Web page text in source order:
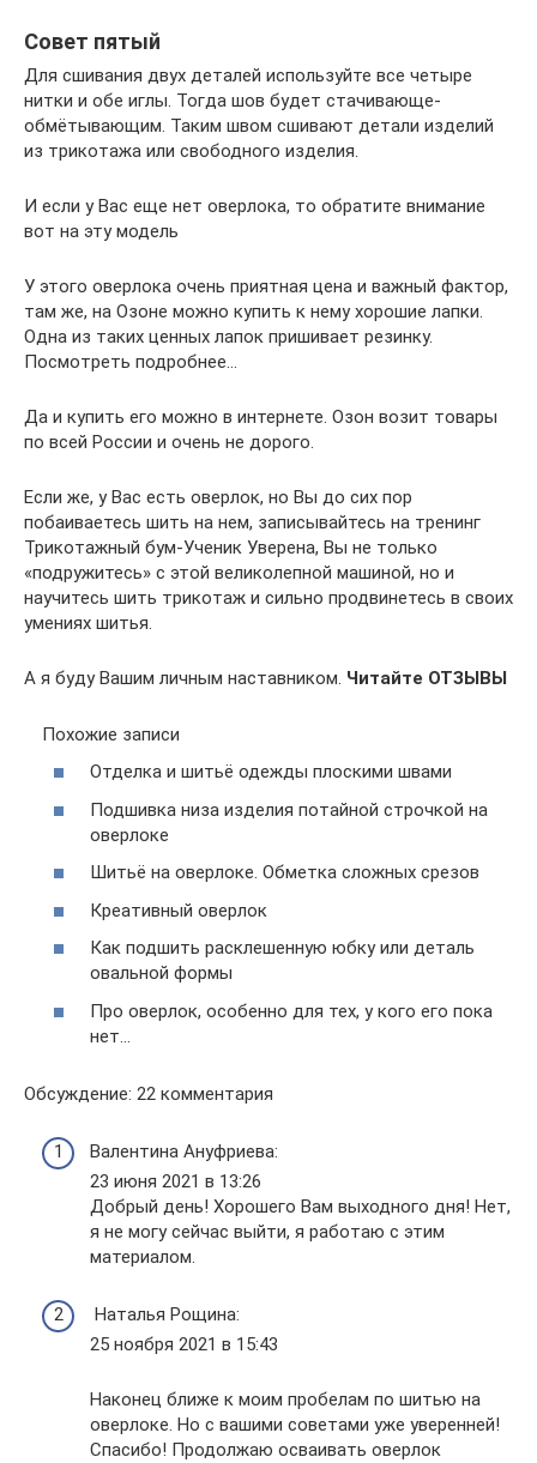
Совет пятый
Для сшивания двух деталей используйте все четыре
нитки и обе иглы. Тогда шов будет стачивающе-
обмётывающим. Таким швом сшивают детали изделий
из трикотажа или свободного изделия.
И если у Вас еще нет оверлока, то обратите внимание
вот на эту модель
У этого оверлока очень приятная цена и важный фактор,
там же, на Озоне можно купить к нему хорошие лапки.
Одна из таких ценных лапок пришивает резинку.
Посмотреть подробнее…
Да и купить его можно в интернете. Озон возит товары
по всей России и очень не дорого.
Если же, у Вас есть оверлок, но Вы до сих пор
побаиваетесь шить на нем, записывайтесь на тренинг
Трикотажный бум-Ученик Уверена, Вы не только
«подружитесь» с этой великолепной машиной, но и
научитесь шить трикотаж и сильно продвинетесь в своих
умениях шитья.
А я буду Вашим личным наставником. Читайте ОТЗЫВЫ
Похожие записи
Отделка и шитьё одежды плоскими швами
Подшивка низа изделия потайной строчкой на
оверлоке
Шитьё на оверлоке. Обметка сложных срезов
Креативный оверлок
Как подшить расклешенную юбку или деталь
овальной формы
Про оверлок, особенно для тех, у кого его пока
нет…
Обсуждение: 22 комментария
Валентина Ануфриева:
23 июня 2021 в 13:26
Добрый день! Хорошего Вам выходного дня! Нет,
я не могу сейчас выйти, я работаю с этим
материалом.
Наталья Рощина:
25 ноября 2021 в 15:43
Наконец ближе к моим пробелам по шитью на
оверлоке. Но с вашими советами уже уверенней!
Спасибо! Продолжаю осваивать оверлок